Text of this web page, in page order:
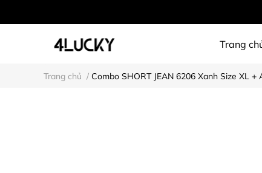
Trang
Trang chủ / Combo SHORT JEAN 6206 Xanh Size XL